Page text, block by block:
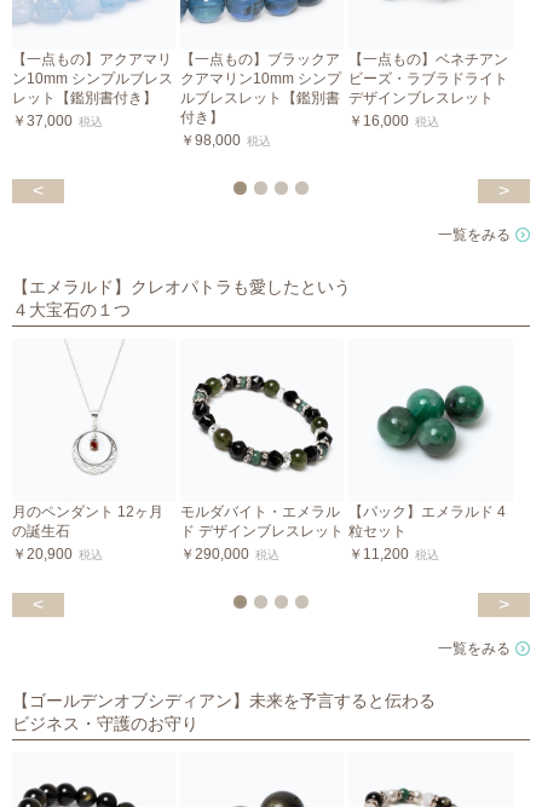
【一点もの】アクアマリ
ン10mm シンプルブレス
レット【鑑別書付き】
￥37,000 税込
【一点もの】ブラックア
クアマリン10mm シンプ
ルブレスレット【鑑別書
付き】
￥98,000 税込
【一点もの】ベネチアン
ビーズ・ラブラドライト
デザインブレスレット
￥16,000 税込
< >
一覧をみる
【エメラルド】クレオパトラも愛したという
４大宝石の１つ
月のペンダント 12ヶ月
の誕生石
￥20,900 税込
モルダバイト・エメラル
ド デザインブレスレット
￥290,000 税込
【パック】エメラルド 4
粒セット
￥11,200 税込
< >
一覧をみる
【ゴールデンオブシディアン】未来を予言すると伝わる
ビジネス・守護のお守り